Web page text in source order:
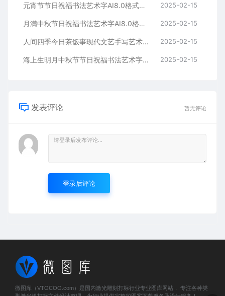
元宵节节日祝福书法艺术字AI8.0格式激光打标文件通用矢量图 2025-02-15
月满中秋节日祝福书法艺术字AI8.0格式激光打标文件通用矢量图 2025-02-15
人间四季今日茶饭事现代文艺手写艺术字AI8.0格式激光打标文件通用矢量图 2025-02-15
海上生明月中秋节节日祝福书法艺术字AI8.0格式激光打标文件通用矢量图 2025-02-15
发表评论 暂无评论
登录后评论
微图库（VTOCOO.com）是国内激光雕刻打标行业专业图库网站， 专注各种类